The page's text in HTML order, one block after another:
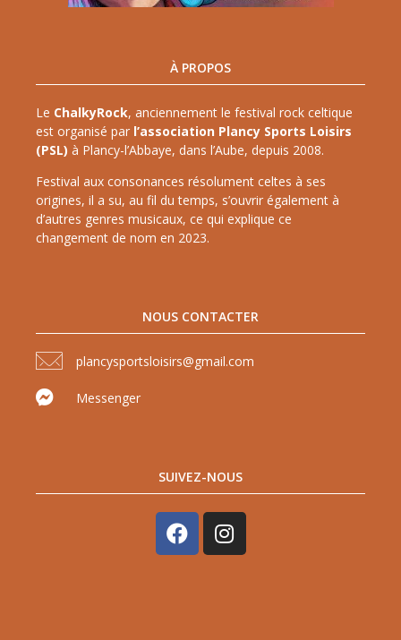
À PROPOS
Le ChalkyRock, anciennement le festival rock celtique
est organisé par l’association Plancy Sports Loisirs
(PSL) à Plancy-l’Abbaye, dans l’Aube, depuis 2008.
Festival aux consonances résolument celtes à ses
origines, il a su, au fil du temps, s’ouvrir également à
d’autres genres musicaux, ce qui explique ce
changement de nom en 2023.
NOUS CONTACTER
plancysportsloisirs@gmail.com
Messenger
SUIVEZ-NOUS